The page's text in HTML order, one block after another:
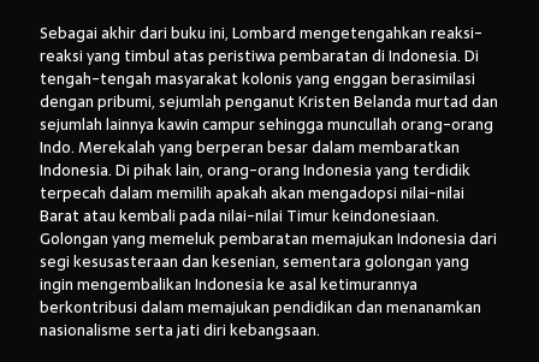
Sebagai akhir dari buku ini, Lombard mengetengahkan reaksi-
reaksi yang timbul atas peristiwa pembaratan di Indonesia. Di
tengah-tengah masyarakat kolonis yang enggan berasimilasi
dengan pribumi, sejumlah penganut Kristen Belanda murtad dan
sejumlah lainnya kawin campur sehingga muncullah orang-orang
Indo. Merekalah yang berperan besar dalam membaratkan
Indonesia. Di pihak lain, orang-orang Indonesia yang terdidik
terpecah dalam memilih apakah akan mengadopsi nilai-nilai
Barat atau kembali pada nilai-nilai Timur keindonesiaan.
Golongan yang memeluk pembaratan memajukan Indonesia dari
segi kesusasteraan dan kesenian, sementara golongan yang
ingin mengembalikan Indonesia ke asal ketimurannya
berkontribusi dalam memajukan pendidikan dan menanamkan
nasionalisme serta jati diri kebangsaan.